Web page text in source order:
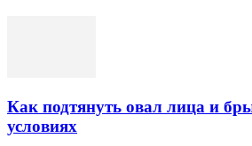
Как подтянуть овал лица и
условиях